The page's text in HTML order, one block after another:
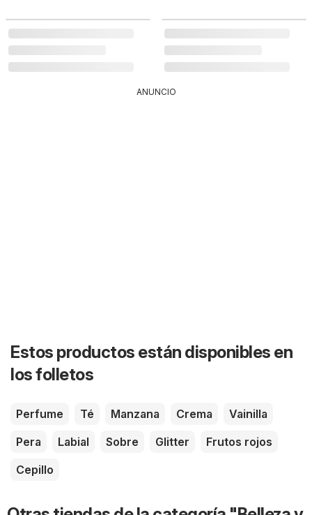
ANUNCIO
Estos productos están disponibles en
los folletos
Perfume Té Manzana Crema
Vainilla
Pera
Labial Sobre Glitter
Frutos rojos
Cepillo